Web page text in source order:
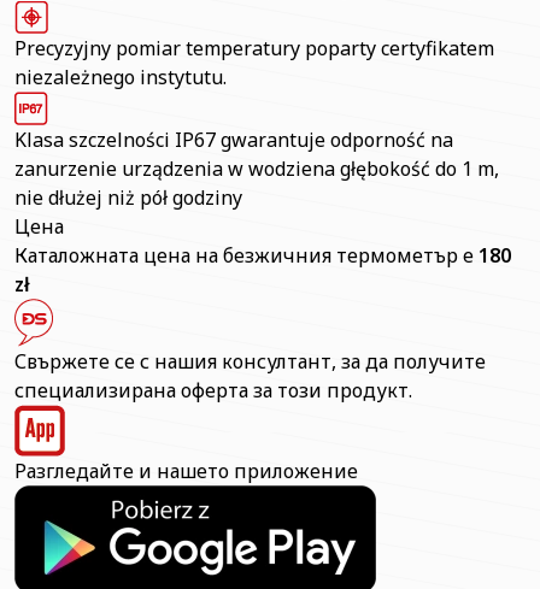
Precyzyjny pomiar temperatury poparty certyfikatem
niezależnego instytutu.
Klasa szczelności IP67 gwarantuje odporność na
zanurzenie urządzenia w wodziena głębokość do 1 m,
nie dłużej niż pół godziny
Цена
Каталожната цена на безжичния термометър е 180
zł
Свържете се с нашия консултант, за да получите
специализирана оферта за този продукт.
Разгледайте и нашето приложение